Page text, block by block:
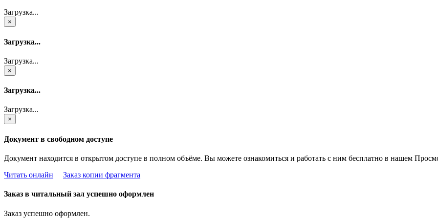
Загрузка...
×
Загрузка...
Загрузка...
×
Загрузка...
Загрузка...
×
Документ в свободном доступе
Документ находится в открытом доступе в полном объёме. Вы можете ознакомиться и работать с ним бесплатно в нашем
Читать онлайн
Заказ копии фрагмента
Заказ в читальный зал успешно оформлен
Заказ успешно оформлен.